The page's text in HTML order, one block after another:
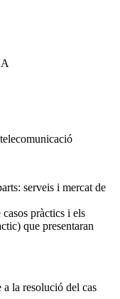
serveis i mercat de
casos pràctics i els
que presentaran
a la resolució del cas